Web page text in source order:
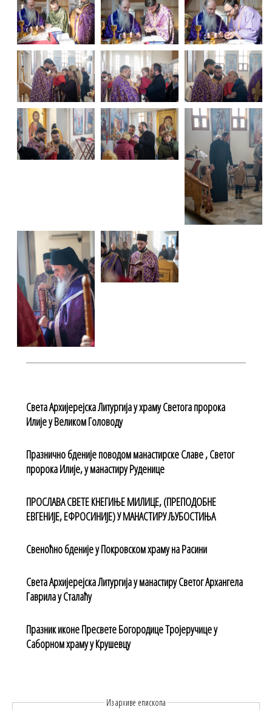
Света Архијерејска Литургија у храму Светога пророка
Илије у Великом Головоду
Празнично бденије поводом манастирске Славе , Светог
пророка Илије, у манастиру Руденице
ПРОСЛАВА СВЕТЕ КНЕГИЊЕ МИЛИЦЕ, (ПРЕПОДОБНЕ
ЕВГЕНИЈЕ, ЕФРОСИНИЈЕ) У МАНАСТИРУ ЉУБОСТИЊА
Свеноћно бденије у Покровском храму на Расини
Света Архијерејска Литургија у манастиру Светог Архангела
Гаврила у Сталаћу
Празник иконе Пресвете Богородице Тројеручице у
Саборном храму у Крушевцу
Из архиве епископа